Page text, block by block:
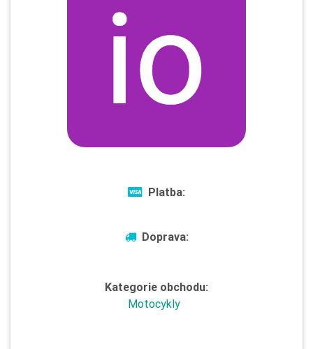
Platba:
Doprava:
Kategorie obchodu:
Motocykly